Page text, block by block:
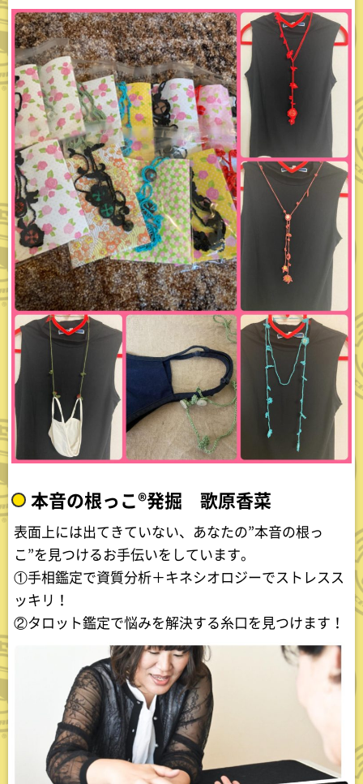
本音の根っこ®︎発掘 歌原香菜
表面上には出てきていない、あなたの”本音の根っ
こ”を見つけるお手伝いをしています。
①手相鑑定で資質分析＋キネシオロジーでストレスス
ッキリ！
②タロット鑑定で悩みを解決する糸口を見つけます！